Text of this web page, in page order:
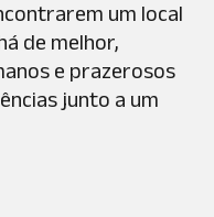
um local
de melhor,
e prazerosos
junto a um